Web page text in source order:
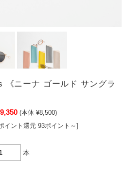
《ニーナ ゴールド サングラ
(本体 ¥8,500)
イント還元 93ポイント～]
本